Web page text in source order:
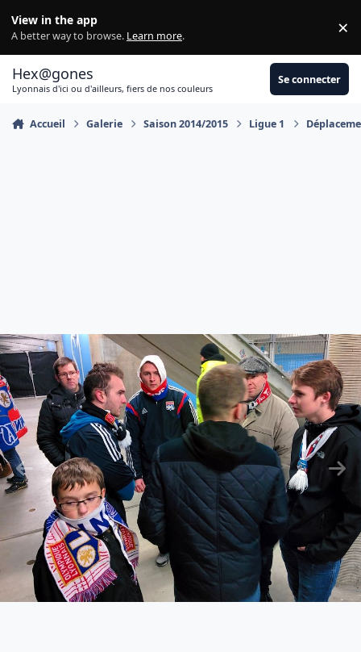
View in the app
A better way to browse. Learn more. ×
Hex@gones
Lyonnais d'ici ou d'ailleurs, fiers de nos couleurs
Se connecter
Accueil Galerie Saison 2014/2015 Ligue 1